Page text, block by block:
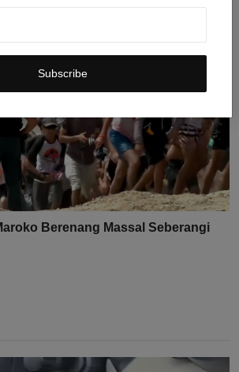
Subscribe
Berenang Massal Seberangi